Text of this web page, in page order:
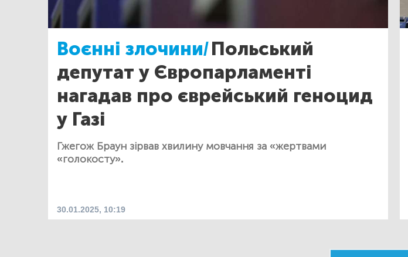
Воєнні злочини/Польський
депутат у Європарламенті
нагадав про єврейський геноцид
у Газі
Гжегож Браун зірвав хвилину мовчання за «жертвами
«голокосту».
30.01.2025, 10:19